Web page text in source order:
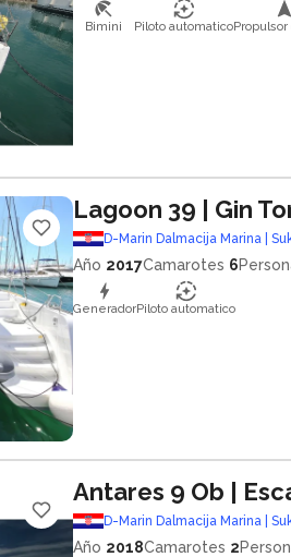
Bimini Piloto automatico
Lagoon 39 | Gin
D-Marin Dalmacija Marina |
Año 2017Camarotes 6
GeneradorPiloto automatico
Antares 9 Ob |
D-Marin Dalmacija Marina |
Año 2018Camarotes 2